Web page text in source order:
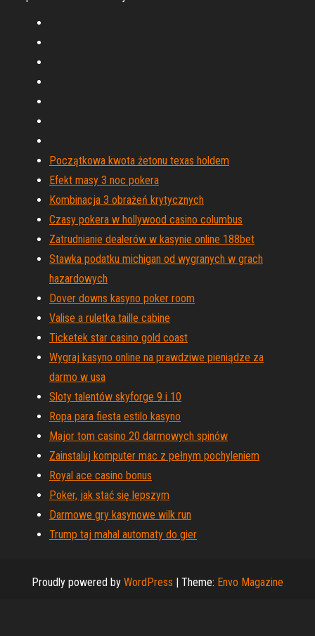
Początkowa kwota żetonu texas holdem
Efekt masy 3 noc pokera
Kombinacja 3 obrażeń krytycznych
Czasy pokera w hollywood casino columbus
Zatrudnianie dealerów w kasynie online 188bet
Stawka podatku michigan od wygranych w grach
hazardowych
Dover downs kasyno poker room
Valise a ruletka taille cabine
Ticketek star casino gold coast
Wygraj kasyno online na prawdziwe pieniądze za
darmo w usa
Sloty talentów skyforge 9 i 10
Ropa para fiesta estilo kasyno
Major tom casino 20 darmowych spinów
Zainstaluj komputer mac z pełnym pochyleniem
Royal ace casino bonus
Poker, jak stać się lepszym
Darmowe gry kasynowe wilk run
Trump taj mahal automaty do gier
Proudly powered by WordPress | Theme: Envo Magazine